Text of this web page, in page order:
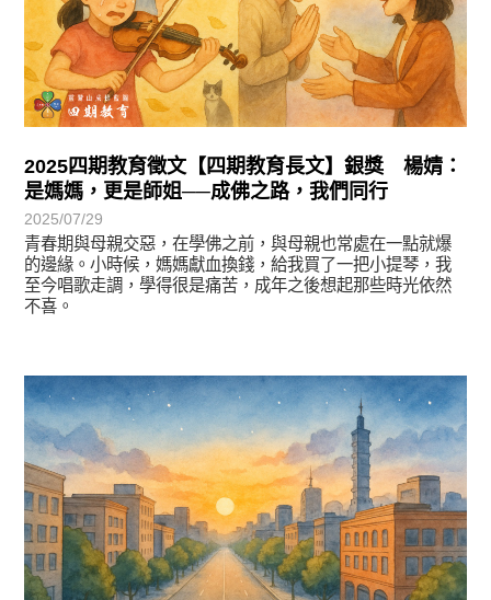
2025四期教育徵文【四期教育長文】銀獎 楊婧：
是媽媽，更是師姐──成佛之路，我們同行
2025/07/29
青春期與母親交惡，在學佛之前，與母親也常處在一點就爆
的邊緣。小時候，媽媽獻血換錢，給我買了一把小提琴，我
至今唱歌走調，學得很是痛苦，成年之後想起那些時光依然
不喜。
徵文賞析